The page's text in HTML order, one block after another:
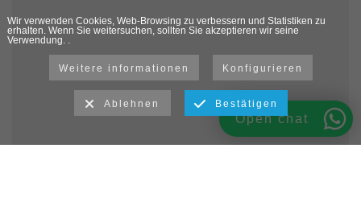
Wir verwenden Cookies, Web-Browsing zu verbessern und Statistiken zu
erhalten. Wenn Sie weitersuchen, sollten Sie akzeptieren wir seine
Verwendung. .
Weitere informationen Konfigurieren
Ablehnen Bestätigen
Open chat